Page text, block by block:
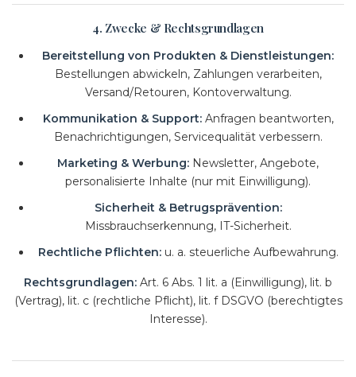
4. Zwecke & Rechtsgrundlagen
Bereitstellung von Produkten & Dienstleistungen:
Bestellungen abwickeln, Zahlungen verarbeiten,
Versand/Retouren, Kontoverwaltung.
Kommunikation & Support:Anfragen beantworten,
Benachrichtigungen, Servicequalität verbessern.
Marketing & Werbung: Newsletter, Angebote,
personalisierte Inhalte (nur mit Einwilligung).
Sicherheit & Betrugsprävention:
Missbrauchserkennung, IT-Sicherheit.
Rechtliche Pflichten:u. a. steuerliche Aufbewahrung.
Rechtsgrundlagen: Art. 6 Abs. 1 lit. a (Einwilligung), lit. b
(Vertrag), lit. c (rechtliche Pflicht), lit. f DSGVO (berechtigtes
Interesse).